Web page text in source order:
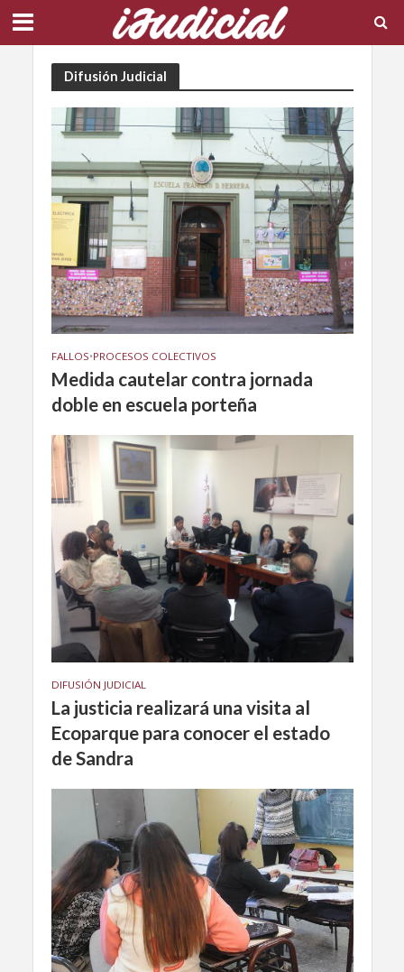
Difusión Judicial
FALLOS•PROCESOS COLECTIVOS
Medida cautelar contra jornada
doble en escuela porteña
DIFUSIÓN JUDICIAL
La justicia realizará una visita al
Ecoparque para conocer el estado
de Sandra